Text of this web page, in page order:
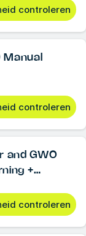
controleren
Manual
controleren
and GWO
+
controleren